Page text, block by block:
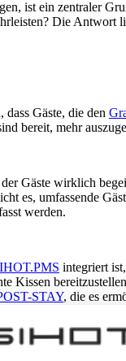
ist ein zentraler
Die
Gäste, die den
bereit, mehr
Gäste wirklich
es, umfassende
werden.
integriert
Kissen
STAY, die es